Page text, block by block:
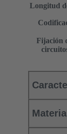
Longitud
Fijación